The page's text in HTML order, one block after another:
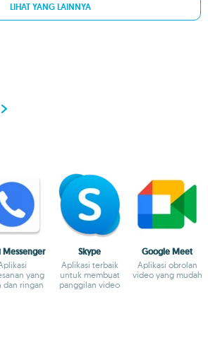
LIHAT YANG LAINNYA
Messenger
yang
dan ringan
Skype
Aplikasi terbaik
untuk membuat
panggilan video
Google Meet
Aplikasi obrolan
video yang mudah